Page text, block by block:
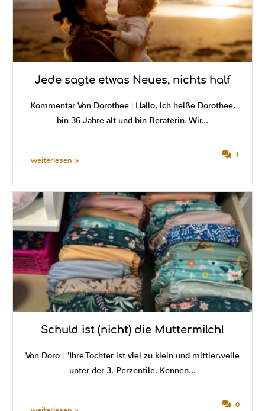
Jede sagte etwas Neues, nichts half
Kommentar Von Dorothee | Hallo, ich heiße Dorothee,
bin 36 Jahre alt und bin Beraterin. Wir...
1
weiterlesen »
Schuld ist (nicht) die Muttermilch!
Von Doro | "Ihre Tochter ist viel zu klein und mittlerweile
unter der 3. Perzentile. Kennen...
0